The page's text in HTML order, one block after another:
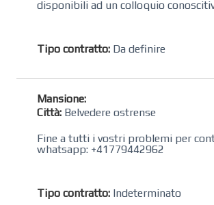
disponibili ad un colloquio
Tipo contratto: Da definire
Mansione:
Città: Belvedere ostrense
Fine a tutti i vostri problemi per
whatsapp: +41779442962
Tipo contratto: Indeterminato